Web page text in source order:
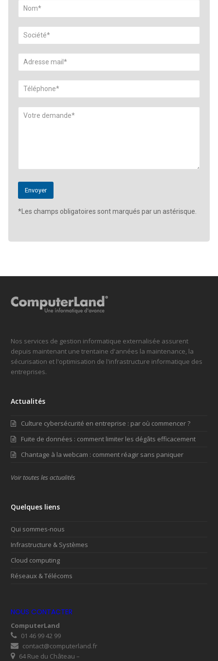
*Les champs obligatoires sont marqués par un astérisque.
Nos services de gestion informatique externalisée assurent
depuis maintenant une trentaine d'années la maintenance, la
sécurisation et l'optimisation de l'infrastructure informatique des
entreprises.
Actualités
Culture cybersécurité en entreprise : par où commencer ?
Fuite de données : comment limiter les dégâts efficacement
Chantage à la webcam : comment réagir sans paniquer
Voir toutes les actualités
Quelques liens
Qui sommes-nous
Infrastructure & Systèmes
Cloud computing
Réseaux & Télécoms
NOUS CONTACTER
ComputerLand
01 46 99 42 99
contact@computerland.fr
64 Rue du Château –